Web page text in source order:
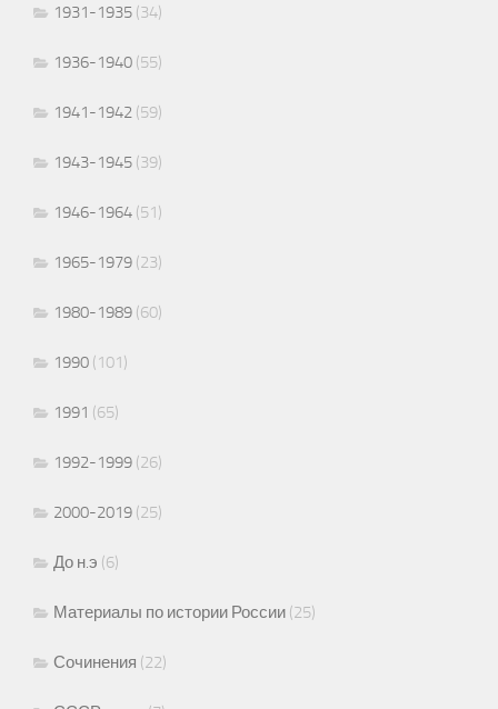
1931-1935 (34)
1936-1940 (55)
1941-1942 (59)
1943-1945 (39)
1946-1964 (51)
1965-1979 (23)
1980-1989 (60)
1990 (101)
1991 (65)
1992-1999 (26)
2000-2019 (25)
До н.э (6)
Материалы по истории России (25)
Сочинения (22)